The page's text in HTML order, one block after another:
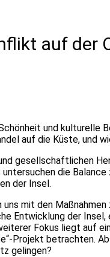
auf der
und
auf die Küste,
gesellschaftlichen
die
der Insel.
mit den
Entwicklung der
Fokus liegt auf
Projekt betrachten.
gelingen?